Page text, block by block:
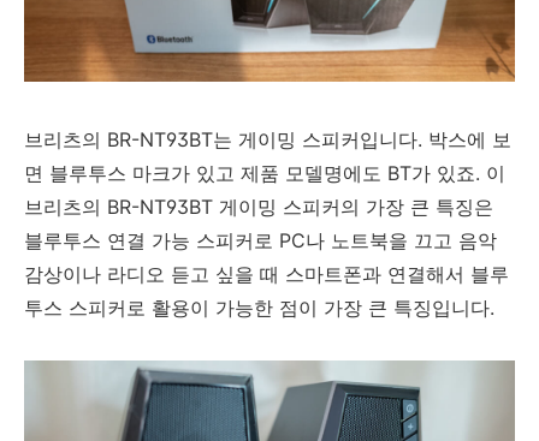
브리츠의 BR-NT93BT는 게이밍 스피커입니다. 박스에 보
면 블루투스 마크가 있고 제품 모델명에도 BT가 있죠. 이
브리츠의 BR-NT93BT 게이밍 스피커의 가장 큰 특징은
블루투스 연결 가능 스피커로 PC나 노트북을 끄고 음악
감상이나 라디오 듣고 싶을 때 스마트폰과 연결해서 블루
투스 스피커로 활용이 가능한 점이 가장 큰 특징입니다.